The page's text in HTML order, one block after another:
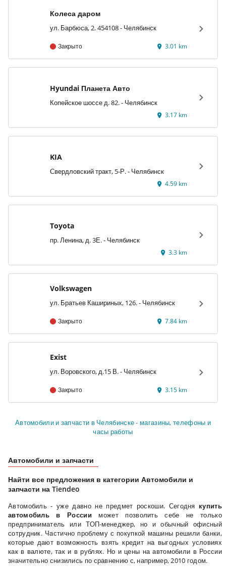
Колеса даром
ул. Барбюса, 2. 454108 - Челябинск
Закрыто 3.01 km
Hyundai Планета Авто
Копейское шоссе д. 82. - Челябинск
3.17 km
KIA
Свердловский тракт, 5-Р. - Челябинск
4.59 km
Toyota
пр. Ленина, д. 3Е. - Челябинск
3.3 km
Volkswagen
ул. Братьев Кашириных, 126. - Челябинск
Закрыто 7.84 km
Exist
ул. Воровского, д.15 В. - Челябинск
Закрыто 3.15 km
Автомобили и запчасти в Челябинске - магазины, телефоны и
часы работы
Автомобили и запчасти
Найти все предложения в категории Автомобили и
запчасти на Tiendeo
Автомобиль - уже давно не предмет роскоши. Сегодня купить
автомобиль в России может позволить себе не только
предприниматель или ТОП-менеджер, но и обычный офисный
сотрудник. Частично проблему с покупкой машины решили банки,
которые дают возможность взять кредит на выгодных условиях
как в валюте, так и в рублях. Но и цены на автомобили в России
значительно снизились по сравнению с, например, 2010 годом.